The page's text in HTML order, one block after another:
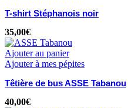
T-shirt Stéphanois noir
35,00€
Ajouter au panier
Ajouter à mes pépites
Têtière de bus ASSE Tabanou
40,00€